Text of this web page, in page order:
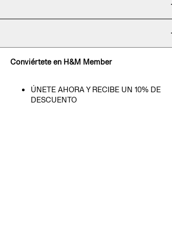
Conviértete en H&M Member
ÚNETE AHORA Y RECIBE UN 10% DE
DESCUENTO